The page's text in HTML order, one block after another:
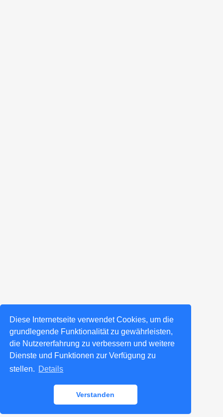
Diese Internetseite verwendet Cookies, um die
grundlegende Funktionalität zu gewährleisten,
die Nutzererfahrung zu verbessern und weitere
Dienste und Funktionen zur Verfügung zu
stellen. Details
Verstanden